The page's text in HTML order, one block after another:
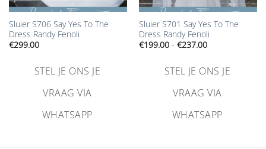
Sluier S706 Say Yes To The
Dress Randy Fenoli
€299.00
STEL JE ONS JE
VRAAG VIA
WHATSAPP
Sluier S701 Say Yes To The
Dress Randy Fenoli
€199.00 - €237.00Prijsklasse:
€199.00
€237.00
STEL JE ONS JE
VRAAG VIA
WHATSAPP